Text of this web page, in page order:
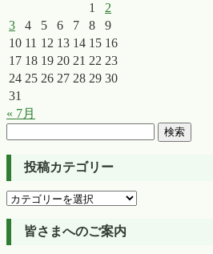
1
2
3
4 5 6 7 8
9
10 11 12 13 14 15 16
17 18 19 20 21 22 23
24 25 26 27 28 29 30
31
« 7月
投稿カテゴリー
投
テ
皆さまへのご案内